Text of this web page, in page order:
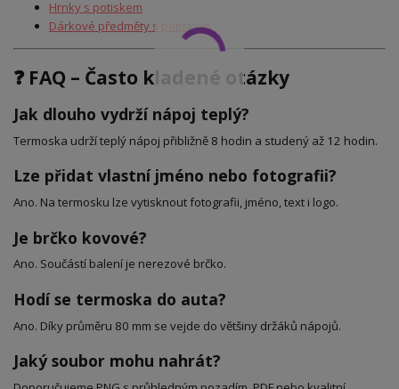
Hrnky s potiskem
Dárkové předměty s potiskem
❓ FAQ – Často kladené otázky
Jak dlouho vydrží nápoj teplý?
Termoska udrží teplý nápoj přibližně 8 hodin a studený až 12 hodin.
Lze přidat vlastní jméno nebo fotografii?
Ano. Na termosku lze vytisknout fotografii, jméno, text i logo.
Je brčko kovové?
Ano. Součástí balení je nerezové brčko.
Hodí se termoska do auta?
Ano. Díky průměru 80 mm se vejde do většiny držáků nápojů.
Jaký soubor mohu nahrát?